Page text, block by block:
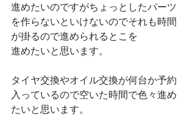
進めたいのですがちょっとしたパーツ
を作らないといけないのでそれも時間
が掛るので進められるとこを
進めたいと思います。
タイヤ交換やオイル交換が何台か予約
入っているので空いた時間で色々進め
たいと思います。